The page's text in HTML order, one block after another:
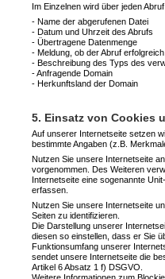
Im Einzelnen wird über jeden
- Name der abgerufenen Datei
- Datum und Uhrzeit des Abrufs
- Übertragene Datenmenge
- Meldung, ob der Abruf
- Beschreibung des Typs des
- Anfragende Domain
- Herkunftsland der Domain
5. Einsatz von Cookies
Auf unserer Internetseite setzen
bestimmte Angaben (z.B.
Nutzen Sie unsere Internetseite
vorgenommen. Des Weiteren
Internetseite eine sogenannte
erfassen.
Nutzen Sie unsere Internetseite
Seiten zu identifizieren.
Die Darstellung unserer
diesen so einstellen, dass er Sie
Funktionsumfang unserer
sendet unsere Internetseite die
Artikel 6 Absatz 1 f) DSGVO.